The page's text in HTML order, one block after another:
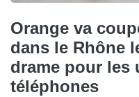
Orange va
dans le Rhône
drame pour les
téléphones